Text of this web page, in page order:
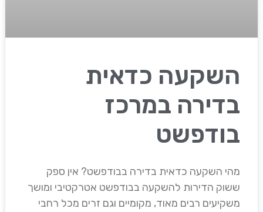
השקעה כדאית
בדירה במרכז
בודפשט
מהי השקעה כדאית בדירה בבודפשט? אין ספק
ששוק הדירות להשקעה בבודפשט אטרקטיבי ומושך
משקיעים רבים מאוד, מקומיים וגם זרים מכל רחבי